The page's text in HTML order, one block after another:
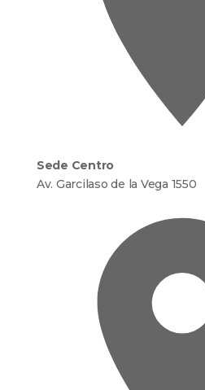
Sede Centro
Av. Garcilaso de la Vega 1550